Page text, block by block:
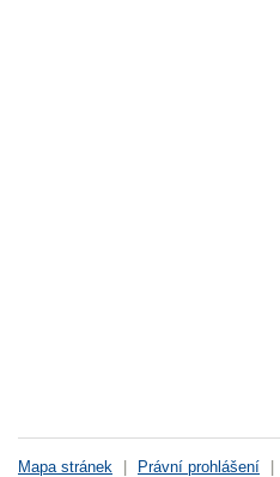
Mapa stránek | Právní prohlášení |